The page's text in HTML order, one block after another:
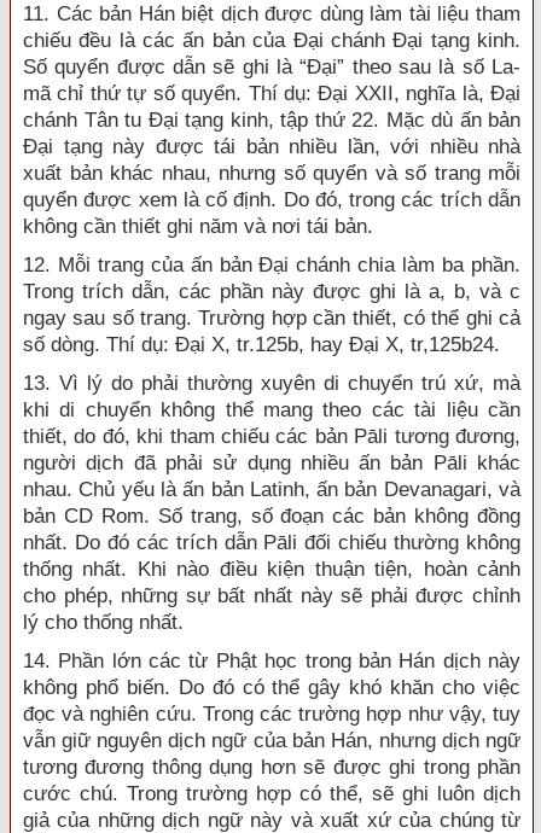
11. Các bản Hán biệt dịch được dùng làm tài liệu tham
chiếu đều là các ấn bản của Đại chánh Đại tạng kinh.
Số quyển được dẫn sẽ ghi là “Đại” theo sau là số La-
mã chỉ thứ tự số quyển. Thí dụ: Đại XXII, nghĩa là, Đại
chánh Tân tu Đại tạng kinh, tập thứ 22. Mặc dù ấn bản
Đại tạng này được tái bản nhiều lần, với nhiều nhà
xuất bản khác nhau, nhưng số quyển và số trang mỗi
quyển được xem là cố định. Do đó, trong các trích dẫn
không cần thiết ghi năm và nơi tái bản.
12. Mỗi trang của ấn bản Đại chánh chia làm ba phần.
Trong trích dẫn, các phần này được ghi là a, b, và c
ngay sau số trang. Trường hợp cần thiết, có thể ghi cả
số dòng. Thí dụ: Đại X, tr.125b, hay Đại X, tr,125b24.
13. Vì lý do phải thường xuyên di chuyển trú xứ, mà
khi di chuyển không thể mang theo các tài liệu cần
thiết, do đó, khi tham chiếu các bản Pāli tương đương,
người dịch đã phải sử dụng nhiều ấn bản Pāli khác
nhau. Chủ yếu là ấn bản Latinh, ấn bản Devanagari, và
bản CD Rom. Số trang, số đoạn các bản không đồng
nhất. Do đó các trích dẫn Pāli đối chiếu thường không
thống nhất. Khi nào điều kiện thuận tiện, hoàn cảnh
cho phép, những sự bất nhất này sẽ phải được chỉnh
lý cho thống nhất.
14. Phần lớn các từ Phật học trong bản Hán dịch này
không phổ biến. Do đó có thể gây khó khăn cho việc
đọc và nghiên cứu. Trong các trường hợp như vậy, tuy
vẫn giữ nguyên dịch ngữ của bản Hán, nhưng dịch ngữ
tương đương thông dụng hơn sẽ được ghi trong phần
cước chú. Trong trường hợp có thể, sẽ ghi luôn dịch
giả của những dịch ngữ này và xuất xứ của chúng từ